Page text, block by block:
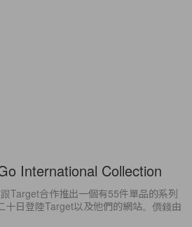
International Collection
Target合作推出一個有55件單品的系列
十日登陸Target以及他們的網站。價錢由